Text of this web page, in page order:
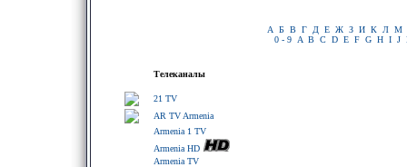
А Б В Г Д Е Ж З И К Л М
0 - 9
A B C D E F G H I J
Телеканалы
21 TV
AR TV Armenia
Armenia 1 TV
Armenia HD
Armenia TV